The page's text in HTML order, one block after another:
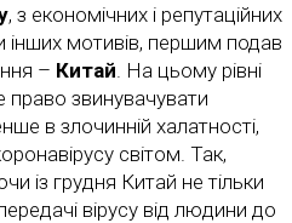
, з економічних і репутаційних
мотивів, першим подав
– Китай . На цьому рівні
звинувачувати
в злочинній халатності,
світом. Так,
із грудня Китай не тільки
вірусу від людини до